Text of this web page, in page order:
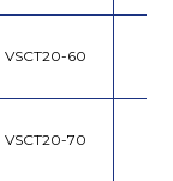
VSCT20-60
VSCT20-70